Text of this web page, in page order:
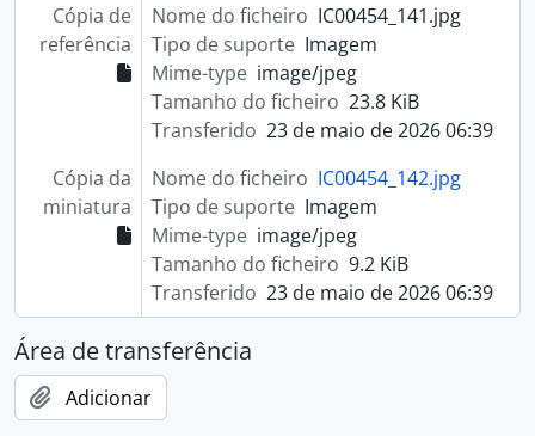
Cópia de
referência
Nome do ficheiro IC00454_141.jpg
Tipo de suporte Imagem
Mime-type image/jpeg
Tamanho do ficheiro 23.8 KiB
Transferido 23 de maio de 2026 06:39
Cópia da
miniatura
Nome do ficheiro IC00454_142.jpg
Tipo de suporte Imagem
Mime-type image/jpeg
Tamanho do ficheiro 9.2 KiB
Transferido 23 de maio de 2026 06:39
Área de transferência
Adicionar